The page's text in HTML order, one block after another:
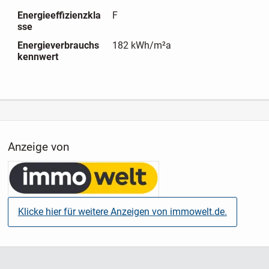
monatlich 269,91 €.
Die Wohnung ist aktuell nicht vermietet und steht damit
kurzfristig zur Verfügung.
Energieeffizienzkla
sse
F
Energieverbrauchs
kennwert
182 kWh/m²a
Anzeige von
Klicke hier für weitere Anzeigen von immowelt.de.